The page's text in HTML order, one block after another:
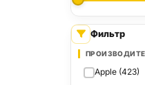
Фильтр
Apple (423)